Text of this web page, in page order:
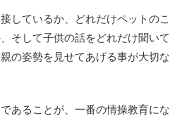
しているか、どれだけペットのこ
そして子供の話をどれだけ聞いて
の姿勢を見せてあげる事が大切な
あることが、一番の情操教育にな